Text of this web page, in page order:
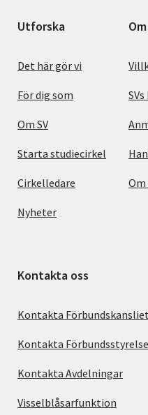
Utforska
Det här gör vi
För dig som
Om SV
Starta studiecirkel
Cirkelledare
Nyheter
Om
Kontakta oss
Kontakta Förbundskansliet
Kontakta
Kontakta Avdelningar
Visselblåsarfunktion